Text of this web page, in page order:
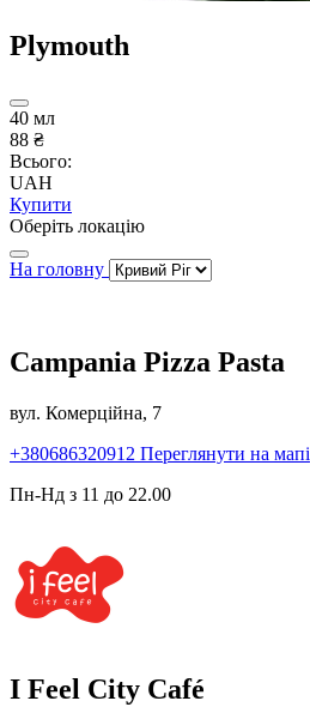
Plymouth
40 мл
88 ₴
Всього:
UAH
Купити
Оберіть локацію
На головну
Campania Pizza Pasta
вул. Комерційна, 7
+380686320912 Переглянути на мапі
Пн-Нд з 11 до 22.00
I Feel City Café